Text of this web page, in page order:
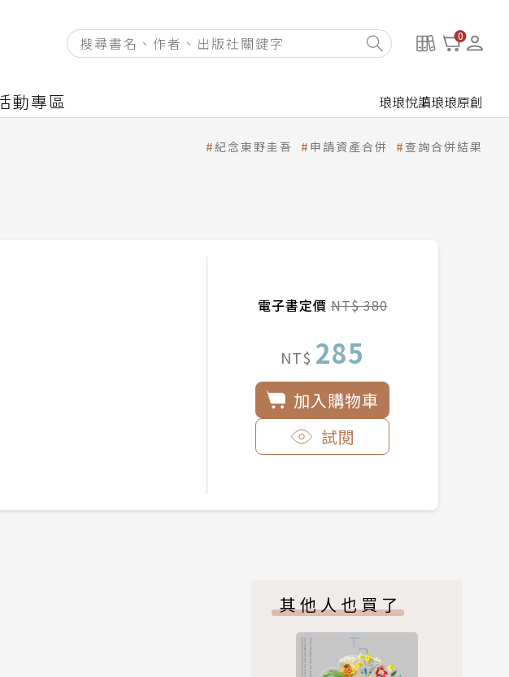
0
動專區 琅琅悅讀琅琅原創
紀念東野圭吾 申請資產合併 查詢合併結果
電子書定價NT$ 380
NT$ 285
加入購物車
試閱
其他人也買了